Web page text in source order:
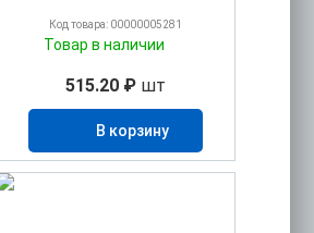
Код товара: 00000005281
Товар в наличии
515.20 ₽ шт
В корзину